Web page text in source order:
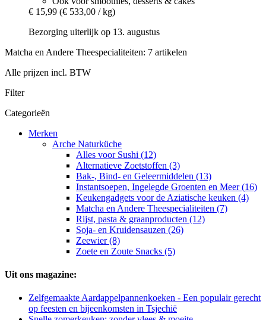
€ 15,99 (€ 533,00 / kg)
Bezorging uiterlijk op 13. augustus
Matcha en Andere Theespecialiteiten: 7 artikelen
Alle prijzen incl. BTW
Filter
Categorieën
Merken
Arche Naturküche
Alles voor Sushi (12)
Alternatieve Zoetstoffen (3)
Bak-, Bind- en Geleermiddelen (13)
Instantsoepen, Ingelegde Groenten en Meer (16)
Keukengadgets voor de Aziatische keuken (4)
Matcha en Andere Theespecialiteiten (7)
Rijst, pasta & graanproducten (12)
Soja- en Kruidensauzen (26)
Zeewier (8)
Zoete en Zoute Snacks (5)
Uit ons magazine:
Zelfgemaakte Aardappelpannenkoeken - Een populair gerecht
op feesten en bijeenkomsten in Tsjechië